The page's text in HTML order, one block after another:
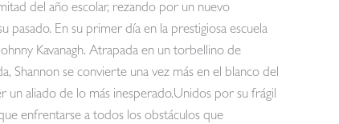
del año escolar, rezando por un nuevo
En su primer día en la prestigiosa escuela
Kavanagh. Atrapada en un torbellino de
Shannon se convierte una vez más en el blanco del
un aliado de lo más inesperado.Unidos por su frágil
enfrentarse a todos los obstáculos que